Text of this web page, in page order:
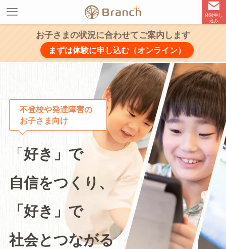
体験申し
込み
お子さまの状況に合わせてご案内します
まずは体験に申し込む（オンライン）
不登校や発達障害の
お子さま向け
「 好き」で
自信をつくり、
「好き」で
社会とつながる